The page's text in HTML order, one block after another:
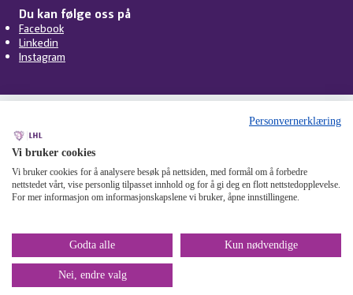
Du kan følge oss på
Facebook
Linkedin
Instagram
PersonvernCookiesTilgjengelighetOm nettstedet
Mangfoldsplakaten Miljøfyrtårn Åpenhetsloven Varsling
Personvernerklæring
Vi bruker cookies
Vi bruker cookies for å analysere besøk på nettsiden, med formål om å forbedre
nettstedet vårt, vise personlig tilpasset innhold og for å gi deg en flott nettstedopplevelse.
For mer informasjon om informasjonskapslene vi bruker, åpne innstillingene.
Godta alle Kun nødvendige
Nei, endre valg